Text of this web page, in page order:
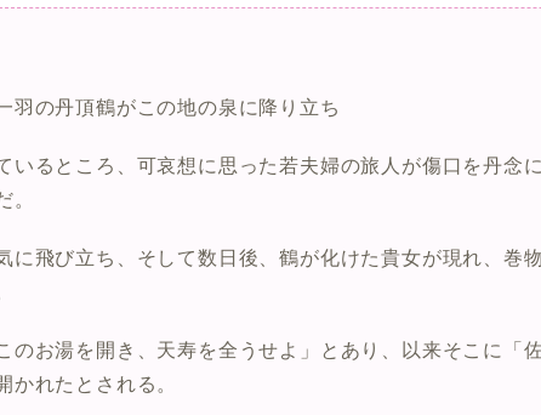
羽の丹頂鶴がこの地の泉に降り立ち
いるところ、可哀想に思った若夫婦の旅人が傷口を丹念
。
に飛び立ち、そして数日後、鶴が化けた貴女が現れ、巻
のお湯を開き、天寿を全うせよ」とあり、以来そこに「
かれたとされる。